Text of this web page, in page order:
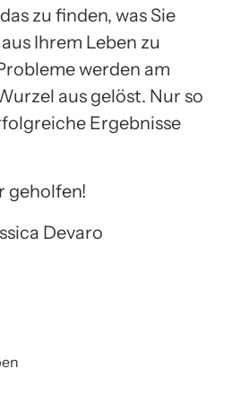
zu finden, was Sie
Ihrem Leben zu
werden am
aus gelöst. Nur so
Ergebnisse
geholfen!
Devaro